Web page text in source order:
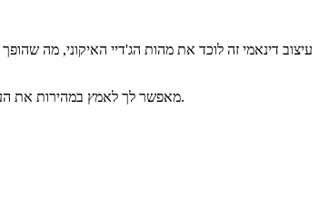
שנה את תחושת הגלישה שלך ב-Chrome עם סמן אנאקין סקייווקר. תהליך ההתקנה הפשוט ב-CursorLand מאפשר לך לאמץ במהירות את העיצוב ההירואי הזה ולהתחיל את ההרפתקה המקוונת שלך.